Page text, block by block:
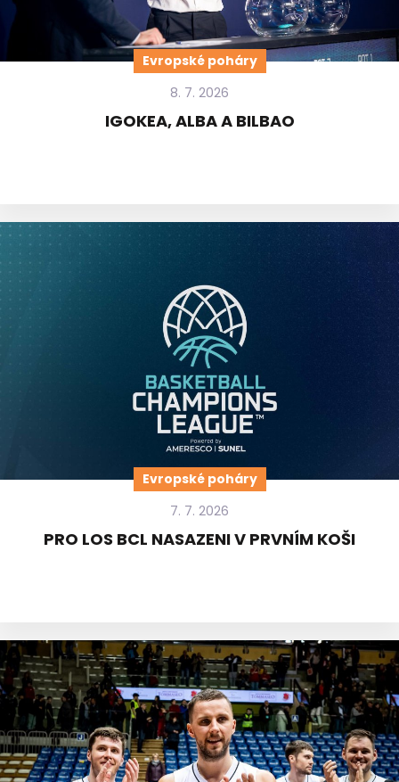
Evropské poháry
8. 7. 2026
IGOKEA, ALBA A BILBAO
Evropské poháry
7. 7. 2026
PRO LOS BCL NASAZENI V PRVNÍM KOŠI